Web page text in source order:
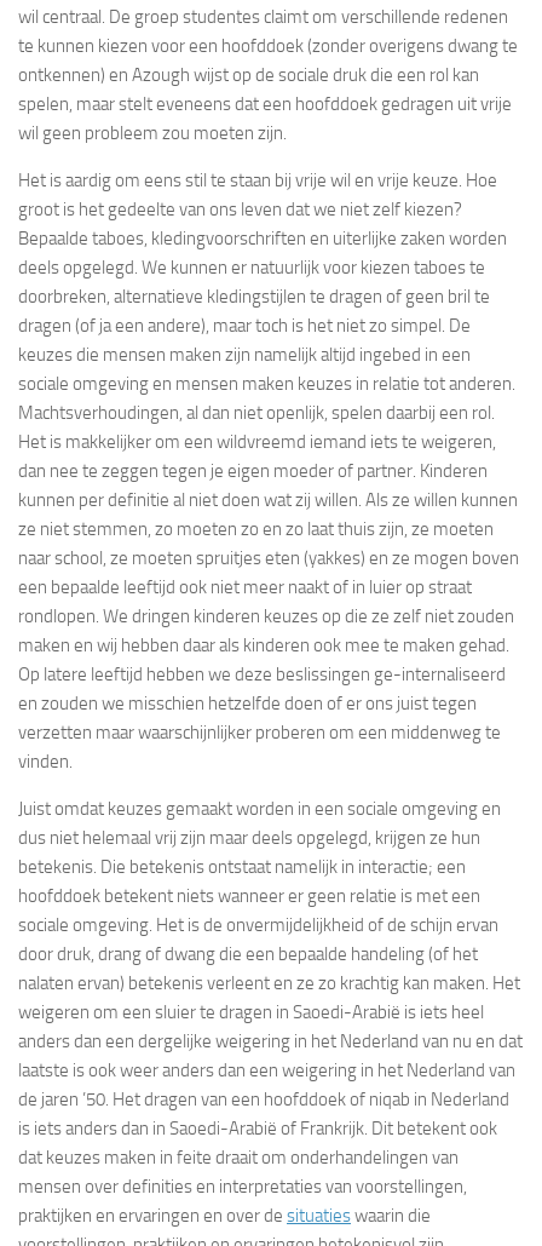
wil centraal. De groep studentes claimt om verschillende redenen
te kunnen kiezen voor een hoofddoek (zonder overigens dwang te
ontkennen) en Azough wijst op de sociale druk die een rol kan
spelen, maar stelt eveneens dat een hoofddoek gedragen uit vrije
wil geen probleem zou moeten zijn.
Het is aardig om eens stil te staan bij vrije wil en vrije keuze. Hoe
groot is het gedeelte van ons leven dat we niet zelf kiezen?
Bepaalde taboes, kledingvoorschriften en uiterlijke zaken worden
deels opgelegd. We kunnen er natuurlijk voor kiezen taboes te
doorbreken, alternatieve kledingstijlen te dragen of geen bril te
dragen (of ja een andere), maar toch is het niet zo simpel. De
keuzes die mensen maken zijn namelijk altijd ingebed in een
sociale omgeving en mensen maken keuzes in relatie tot anderen.
Machtsverhoudingen, al dan niet openlijk, spelen daarbij een rol.
Het is makkelijker om een wildvreemd iemand iets te weigeren,
dan nee te zeggen tegen je eigen moeder of partner. Kinderen
kunnen per definitie al niet doen wat zij willen. Als ze willen kunnen
ze niet stemmen, zo moeten zo en zo laat thuis zijn, ze moeten
naar school, ze moeten spruitjes eten (yakkes) en ze mogen boven
een bepaalde leeftijd ook niet meer naakt of in luier op straat
rondlopen. We dringen kinderen keuzes op die ze zelf niet zouden
maken en wij hebben daar als kinderen ook mee te maken gehad.
Op latere leeftijd hebben we deze beslissingen ge-internaliseerd
en zouden we misschien hetzelfde doen of er ons juist tegen
verzetten maar waarschijnlijker proberen om een middenweg te
vinden.
Juist omdat keuzes gemaakt worden in een sociale omgeving en
dus niet helemaal vrij zijn maar deels opgelegd, krijgen ze hun
betekenis. Die betekenis ontstaat namelijk in interactie; een
hoofddoek betekent niets wanneer er geen relatie is met een
sociale omgeving. Het is de onvermijdelijkheid of de schijn ervan
door druk, drang of dwang die een bepaalde handeling (of het
nalaten ervan) betekenis verleent en ze zo krachtig kan maken. Het
weigeren om een sluier te dragen in Saoedi-Arabië is iets heel
anders dan een dergelijke weigering in het Nederland van nu en dat
laatste is ook weer anders dan een weigering in het Nederland van
de jaren ’50. Het dragen van een hoofddoek of niqab in Nederland
is iets anders dan in Saoedi-Arabië of Frankrijk. Dit betekent ook
dat keuzes maken in feite draait om onderhandelingen van
mensen over definities en interpretaties van voorstellingen,
praktijken en ervaringen en over de situatieswaarin die